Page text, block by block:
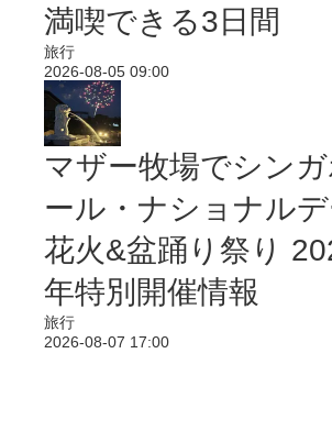
満喫できる3日間
旅行
2026-08-05 09:00
マザー牧場でシン
ール・ナショナル
花火&盆踊り祭り
年特別開催情報
旅行
2026-08-07 17:00